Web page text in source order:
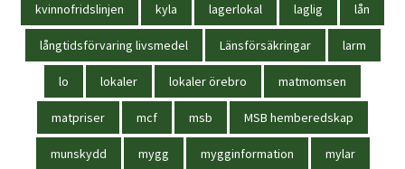
kvinnofridslinjen kyla lagerlokal laglig lån
långtidsförvaring livsmedel Länsförsäkringar larm
lo lokaler lokaler örebro matmomsen
matpriser mcf msb MSB hemberedskap
munskydd mygg mygginformation mylar